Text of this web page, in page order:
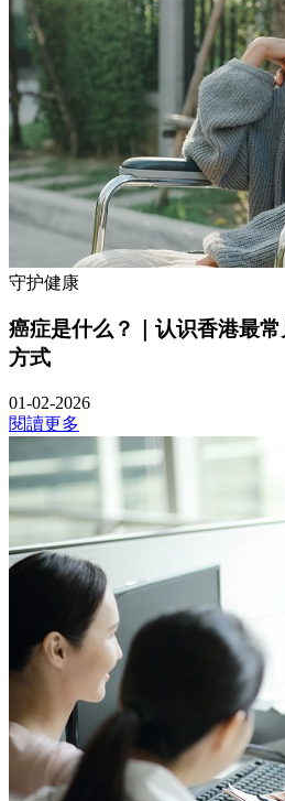
守护健康
癌症是什么？｜认识香港最
方式
01-02-2026
閱讀更多